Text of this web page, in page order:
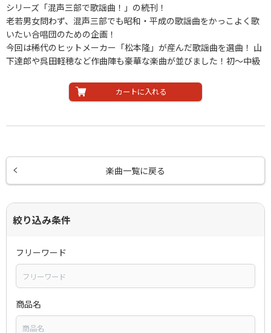
シリーズ「混声三部で歌謡曲！」の続刊！
老若男女問わず、混声三部でも昭和・平成の歌謡曲をかっこよく歌
いたい合唱団のための企画！
今回は稀代のヒットメーカー「松本隆」が産んだ歌謡曲を選曲！ 山
下達郎や呉田軽穂など作曲陣も豪華な楽曲が並びました！初～中級
カートに入れる
楽曲一覧に戻る
絞り込み条件
フリーワード
商品名